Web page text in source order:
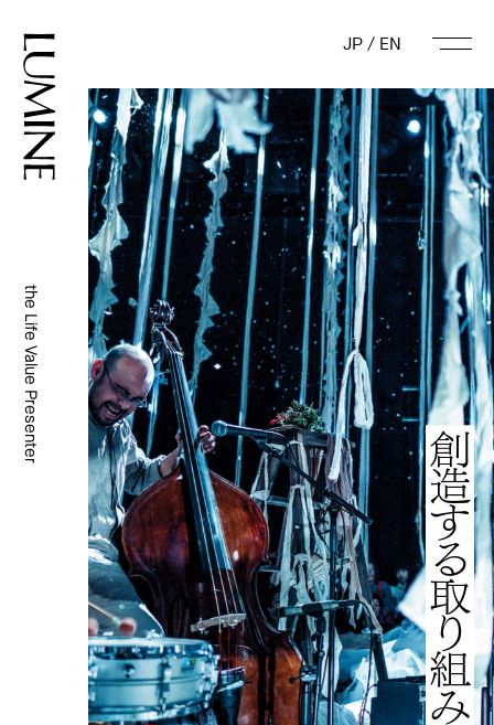
the Life Value Presenter
JP/ EN
創造する取り組み